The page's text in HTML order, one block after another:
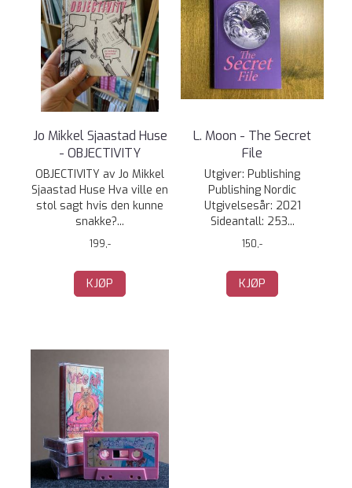
Jo Mikkel Sjaastad Huse
- OBJECTIVITY
OBJECTIVITY av Jo Mikkel
Sjaastad Huse Hva ville en
stol sagt hvis den kunne
snakke?...
199,-
KJØP
L. Moon - The Secret
File
Utgiver: Publishing
Publishing Nordic
Utgivelsesår: 2021
Sideantall: 253...
150,-
KJØP